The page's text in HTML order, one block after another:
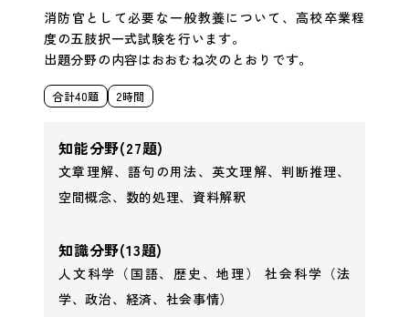
消防官として必要な一般教養について、高校卒業程
度の五肢択一式試験を行います。
出題分野の内容はおおむね次のとおりです。
合計40題 2時間
知能分野(27題)
文章理解、語句の用法、英文理解、判断推理、
空間概念、数的処理、資料解釈
知識分野(13題)
人文科学（国語、歴史、地理） 社会科学（法
学、政治、経済、社会事情）